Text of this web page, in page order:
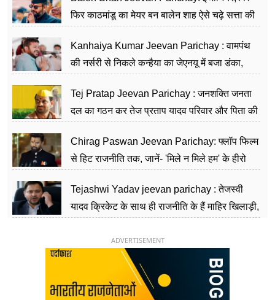
फिर काठमांडू का मेयर बन बालेन शाह ऐसे चढ़े सत्ता की
Kanhaiya Kumar Jeevan Parichay : वामपंथ
की नर्सरी से निकले कन्हैया का जेएनयू में बजा डंका,
Tej Pratap Jeevan Parichay : जनशक्ति जनता
दल का गठन कर तेज प्रताप यादव परिवार और पिता की
Chirag Paswan Jeevan Parichay: फ्लॉप फिल्म
से हिट राजनीति तक, जानें- 'मिले न मिले हम' के हीरो
Tejashwi Yadav jeevan parichay : तेजस्वी
यादव क्रिकेट के साथ ही राजनीति के हैं माहिर खिलाड़ी,
ADVERTISEMENT